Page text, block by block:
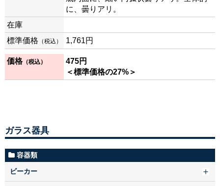
に、曇りアリ。
在庫
標準価格 （税込） 1,761円
価格（税込）
475円
＜標準価格の27%＞
ガラス器具
容器類
ビーカー